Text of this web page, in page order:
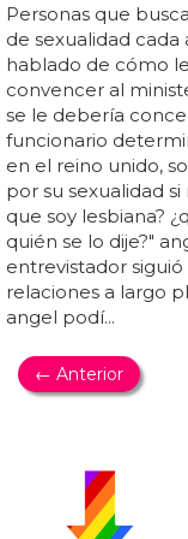
Personas que
de sexualidad cada
hablado de cómo
convencer al
se le debería
funcionario
en el reino unido,
por su sexualidad
que soy lesbiana?
quién se lo dije?"
entrevistador
relaciones a largo
angel podí...
← Anterior